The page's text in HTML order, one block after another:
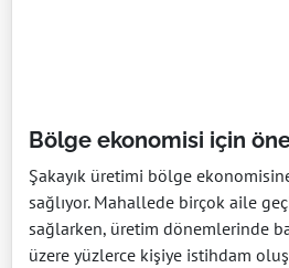
Bölge ekonomisi için
Şakayık üretimi bölge
sağlıyor. Mahallede birçok aile
sağlarken, üretim dönemlerinde
üzere yüzlerce kişiye istihdam